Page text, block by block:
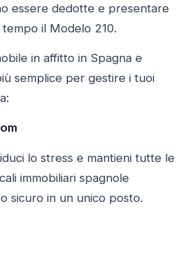
essere dedotte e presentare
il Modelo 210.
in affitto in Spagna e
semplice per gestire i tuoi
lo stress e mantieni tutte le
immobiliari spagnole
sicuro in un unico posto.